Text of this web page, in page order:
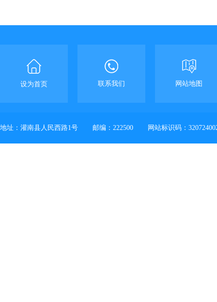
设为首页 联系我们 网站地图
地址：灌南县人民西路1号 邮编：222500 网站标识码：